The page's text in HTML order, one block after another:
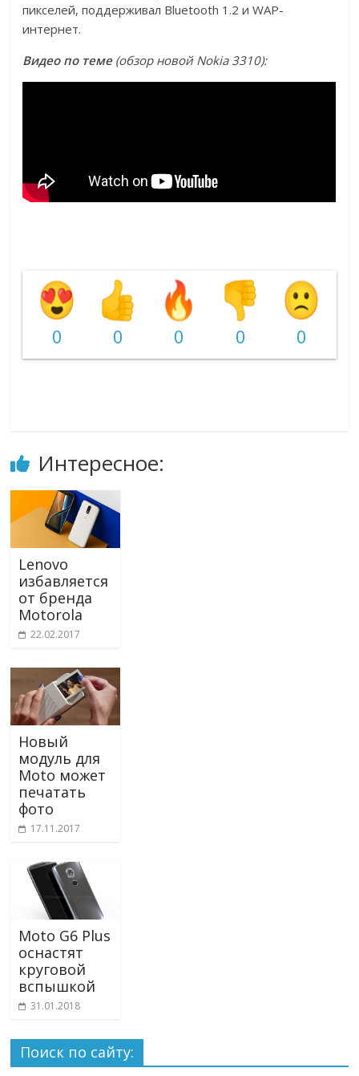
пикселей, поддерживал Bluetooth 1.2 и WAP-
интернет.
Видео по теме(обзор новой Nokia 3310):
0 0 0 0 0
Интересное:
Lenovo
избавляется
от бренда
Motorola
22.02.2017
Новый
модуль для
Moto может
печатать
фото
17.11.2017
Moto G6 Plus
оснастят
круговой
вспышкой
31.01.2018
Поиск по сайту: